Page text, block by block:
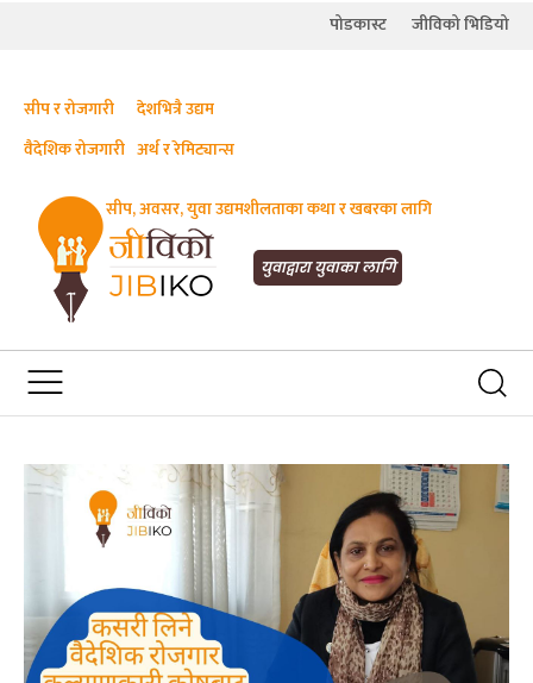
पोडकास्ट जीविको भिडियो
युवाद्वारा युवाका लागि
JIBIKO.COM
तपाईंको जीविकाको साथी
सीप, अवसर, युवा उद्यमशीलताका कथा र खबरका लागि
सीप र रोजगारी
देशभित्रै उद्यम
वैदेशिक रोजगारी अर्थ र रेमिट्यान्स